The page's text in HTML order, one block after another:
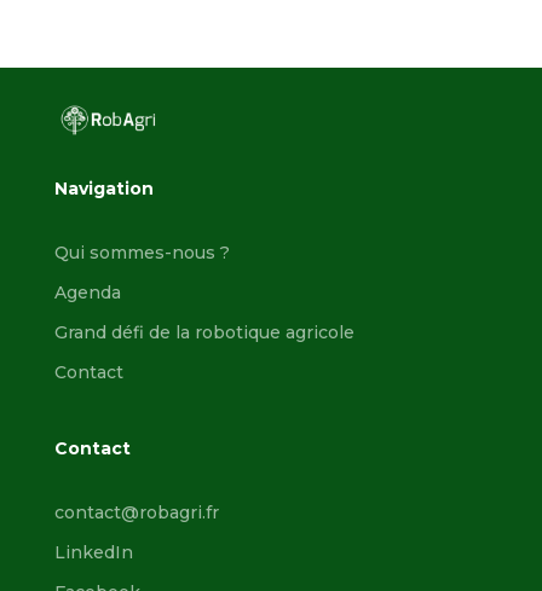
Navigation
Qui sommes-nous ?
Agenda
Grand défi de la robotique agricole
Contact
Contact
contact@robagri.fr
LinkedIn